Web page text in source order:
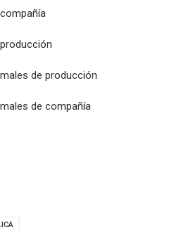
de producción
de compañía